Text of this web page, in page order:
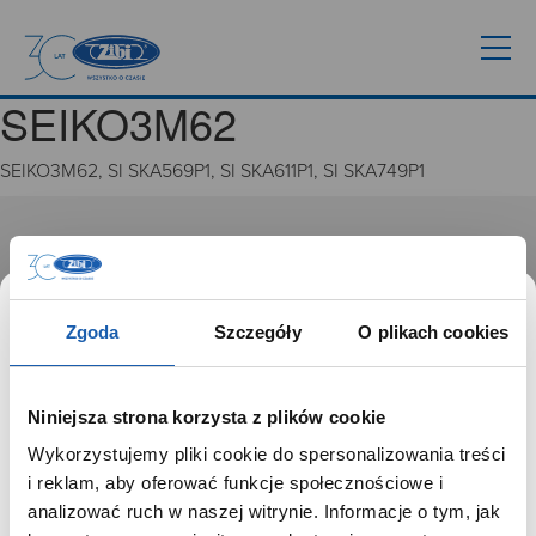
Zgoda Szczegóły O plikach cookies
Niniejsza strona korzysta z plików cookie
Wykorzystujemy pliki cookie do spersonalizowania treści
i reklam, aby oferować funkcje społecznościowe i
analizować ruch w naszej witrynie. Informacje o tym, jak
SEIKO3M62
SEIKO3M62, SI SKA569P1, SI SKA611P1, SI SKA749P1
GRUPA ZIBI
Historia
Misja, wizja i wartości Grupy Zibi
Ważne daty
Zgoda na ciasteczka
PRODUKTY
Zegarki
SZANOWNY UŻYTKOWNIKU,
SZANOWNA UŻYTKOWNICZKO